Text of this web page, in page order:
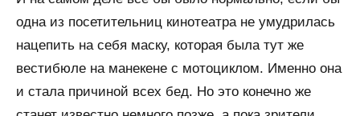
одна из посетительниц кинотеатра не умудрилась
нацепить на себя маску, которая была тут же
вестибюле на манекене с мотоциклом. Именно она
и стала причиной всех бед. Но это конечно же